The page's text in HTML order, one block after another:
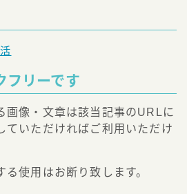
フリーです
画像・文章は該当記事のURLに
ていただければご利用いただけ
使用はお断り致します。